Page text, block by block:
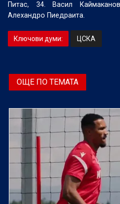
Питас, 34. Васил
Алехандро Пиедраита.
Ключови думи: ЦСКА
ОЩЕ ПО ТЕМАТА